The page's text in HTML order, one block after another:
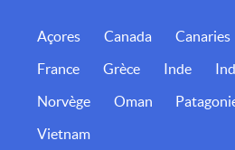
Açores Canada Canaries
France
Grèce Inde
Norvège
Oman
Vietnam